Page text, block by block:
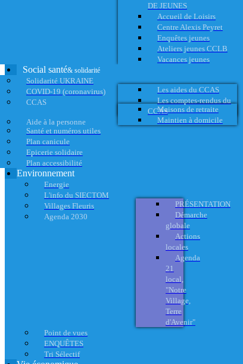
DE JEUNES
Accueil de Loisirs
Centre Alexis Peyret
Enquêtes jeunes
Ateliers jeunes CCLB
Vacances jeunes
Social santé& solidarité
Solidarité UKRAINE
COVID-19 (coronavirus)
CCAS
Les aides du CCAS
Les comptes-rendus du
CCAS
Aide à la personne
Maisons de retraite
Maintien à domicile
Santé et numéros utiles
Plan canicule
Epicerie solidaire
Plan accessibilité
Environnement
Energie
L'info du SIECTOM
Villages Fleuris
Agenda 2030
PRÉSENTATION
Démarche
globale
Actions
locales
Agenda
21
local,
"Notre
Village,
Terre
d'Avenir"
Point de vues
ENQUÊTES
Tri Sélectif